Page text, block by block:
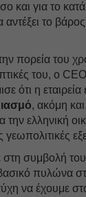
και για το
το
πορεία του
του, ο
ότι η εταιρεία
, ακόμη
την ελληνική
στη συμβολή του
πυλώνα
να έχουμε